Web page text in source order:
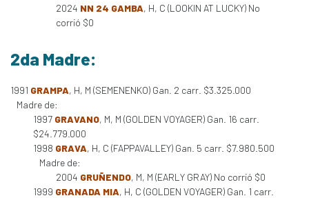
2024 NN 24 GAMBA, H, C (LOOKIN AT LUCKY) No
corrió $0
2da Madre:
1991 GRAMPA, H, M (SEMENENKO) Gan. 2 carr. $3.325.000
Madre de:
1997 GRAVANO, M, M (GOLDEN VOYAGER) Gan. 16 carr.
$24.779.000
1998 GRAVA, H, C (FAPPAVALLEY) Gan. 5 carr. $7.980.500
Madre de:
2004 GRUÑENDO, M, M (EARLY GRAY) No corrió $0
1999 GRANADA MIA, H, C (GOLDEN VOYAGER) Gan. 1 carr.